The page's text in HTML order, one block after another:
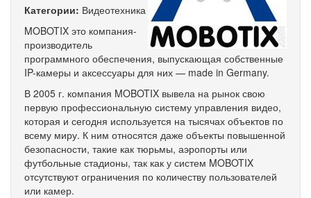
Категории: Видеотехника
MOBOTIX это компания-
производитель
программного обеспечения, выпускающая собственные
IP-камеры и аксессуары для них — made in Germany.
В 2005 г. компания MOBOTIX вывела на рынок свою
первую профессиональную систему управления видео,
которая и сегодня используется на тысячах объектов по
всему миру. К ним относятся даже объекты повышенной
безопасности, такие как тюрьмы, аэропорты или
футбольные стадионы, так как у систем MOBOTIX
отсутствуют ограничения по количеству пользователей
или камер.